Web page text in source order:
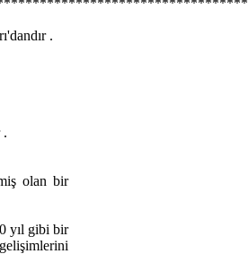
.
.
olan bir
yıl gibi bir